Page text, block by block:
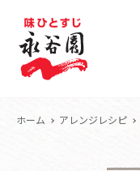
ホーム アレンジレシピ